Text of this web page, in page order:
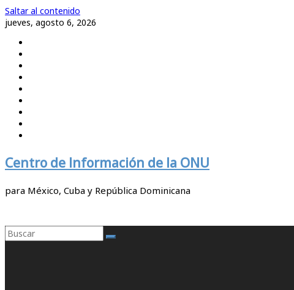
Saltar al contenido
jueves, agosto 6, 2026
Centro de Información de la ONU
para México, Cuba y República Dominicana